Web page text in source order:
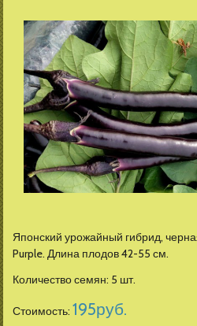
Японский урожайный гибрид,
Purple. Длина плодов 42-55 см.
Количество семян: 5 шт.
Стоимость:195руб.